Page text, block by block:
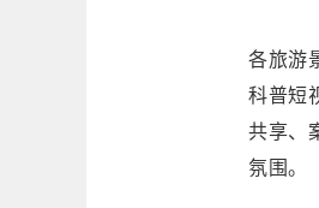
各旅游
科普短
共享、
氛围。